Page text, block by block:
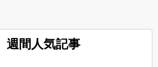
週間人気記事